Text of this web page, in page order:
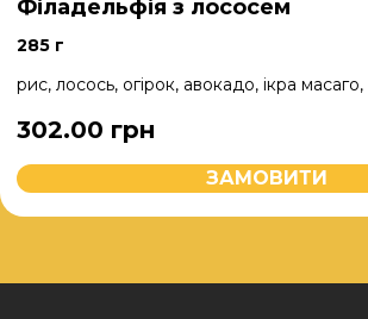
Філадельфія з лососем
285 г
рис, лосось, огірок, авокадо, ікра
302.00 грн
ЗАМОВИТИ